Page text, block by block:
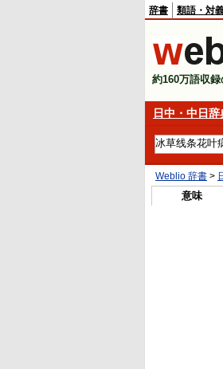
辞書 類語・対
約160万語収
日中・中日辞
Weblio 辞書 >
意味